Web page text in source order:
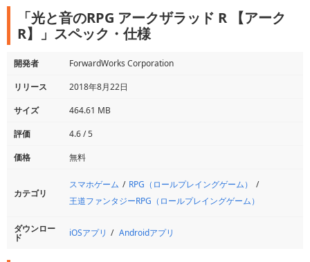
「光と音のRPG アークザラッド R 【アーク
R】」スペック・仕様
開発者
ForwardWorks Corporation
リリース
2018年8月22日
サイズ
464.61 MB
評価
4.6 / 5
価格
無料
カテゴリ
スマホゲーム
RPG（ロールプレイングゲーム）
王道ファンタジーRPG（ロールプレイングゲーム）
ダウンロー
ド iOSアプリ Androidアプリ